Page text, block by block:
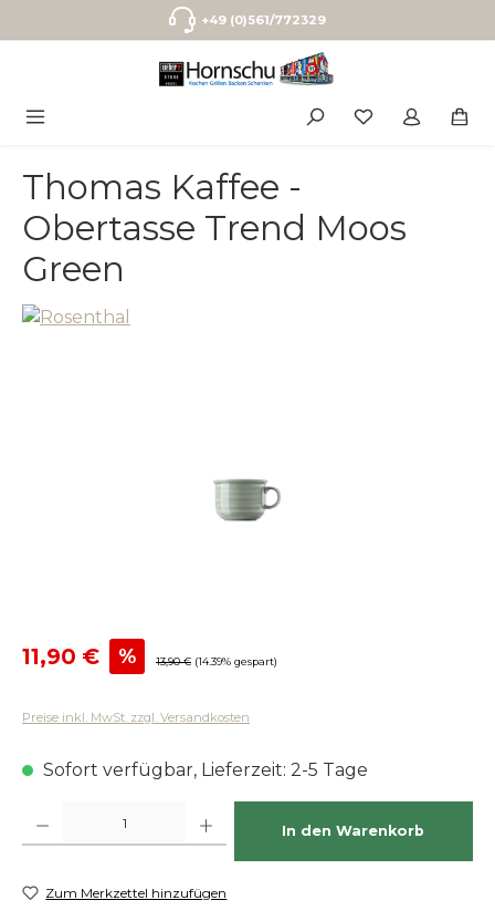
Zum Hauptinhalt springen+49 (0)561/772329
Thomas Kaffee -
Obertasse Trend Moos
Green
Verkaufspreis:
11,90 € % Regulärer Preis:
13,90 € (14.39% gespart)
Preise inkl. MwSt. zzgl. Versandkosten
Sofort verfügbar, Lieferzeit: 2-5 Tage
In den Warenkorb
Zum Merkzettel hinzufügen